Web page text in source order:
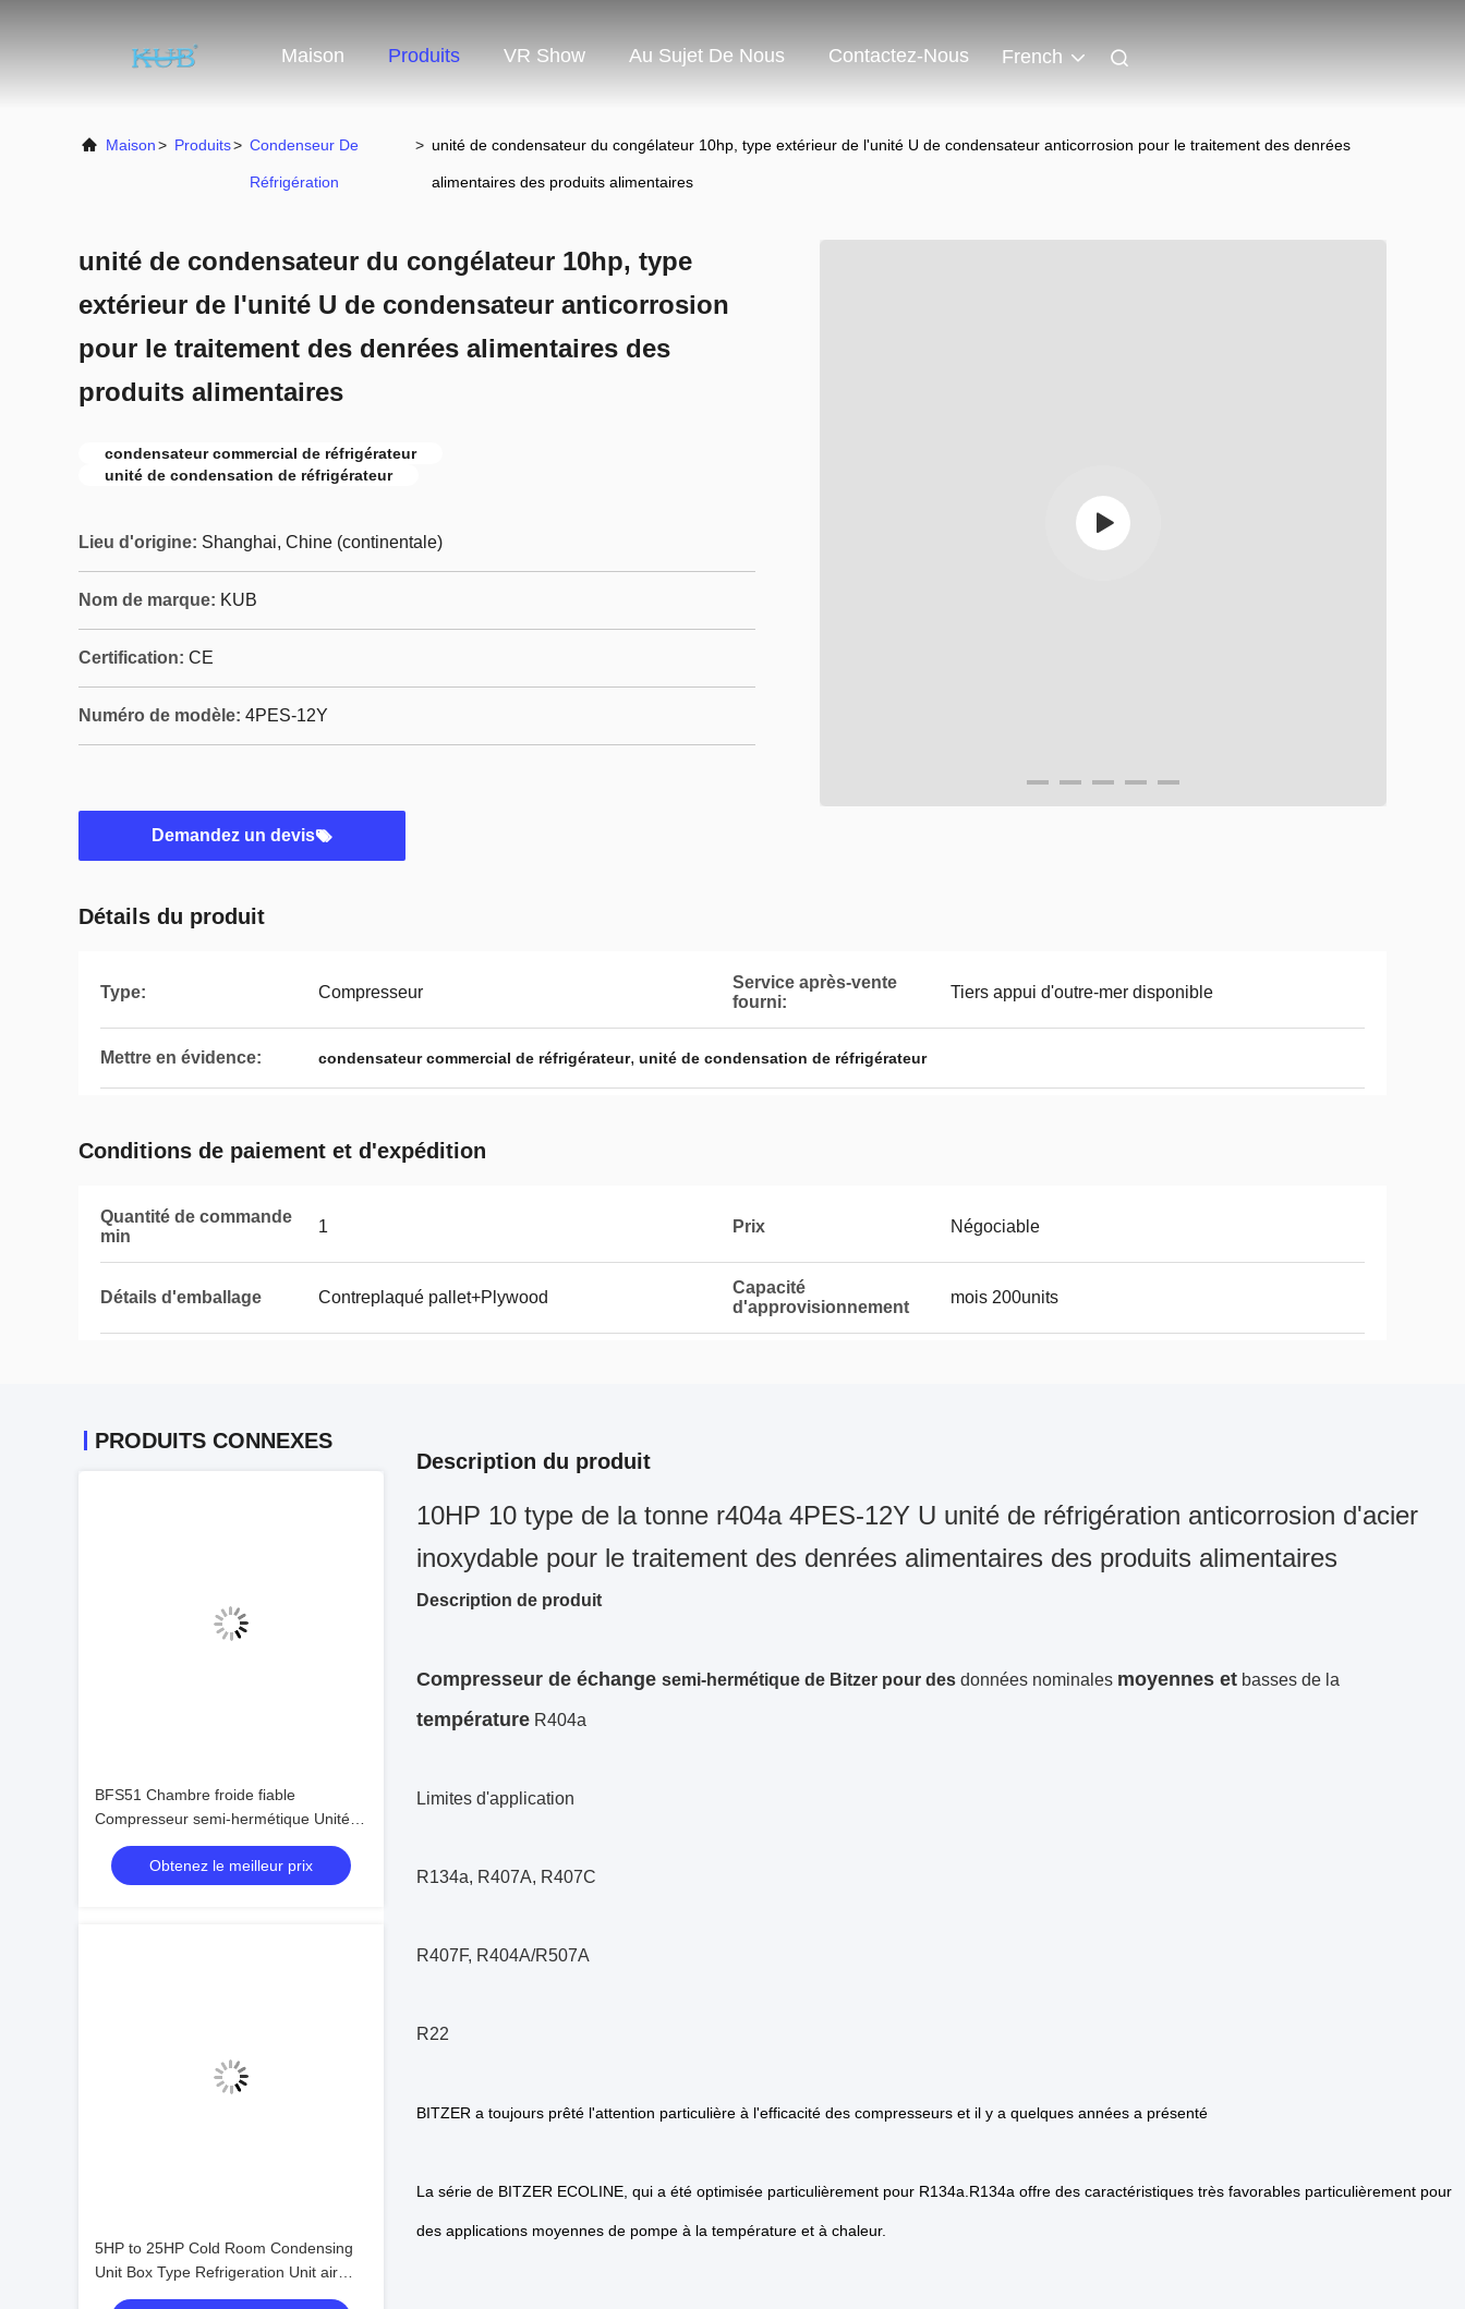
Maison Produits VR Show Au Sujet De Nous Contactez-Nous French
Maison> Produits> Condenseur De
Réfrigération
> unité de condensateur du congélateur 10hp, type extérieur de l'unité U de condensateur anticorrosion pour le traitement des denrées
alimentaires des produits alimentaires
unité de condensateur du congélateur 10hp, type
extérieur de l'unité U de condensateur anticorrosion
pour le traitement des denrées alimentaires des
produits alimentaires
condensateur commercial de réfrigérateur
unité de condensation de réfrigérateur
Lieu d'origine: Shanghai, Chine (continentale)
Nom de marque: KUB
Certification: CE
Numéro de modèle: 4PES-12Y
Demandez un devis
Détails du produit
Type: Compresseur
Service après-vente
fourni:
Tiers appui d'outre-mer disponible
Mettre en évidence: condensateur commercial de réfrigérateur, unité de condensation de réfrigérateur
Conditions de paiement et d'expédition
Quantité de commande
min
1 Prix Négociable
Détails d'emballage Contreplaqué pallet+Plywood
Capacité
d'approvisionnement
mois 200units
PRODUITS CONNEXES
BFS51 Chambre froide fiable
Compresseur semi-hermétique Unité
de condensation de stockage à froid
Unité de réfrigération facile à utiliser
Obtenez le meilleur prix
5HP to 25HP Cold Room Condensing
Unit Box Type Refrigeration Unit air
Cooled Condensing Low-noise
Description du produit
10HP 10 type de la tonne r404a 4PES-12Y U unité de réfrigération anticorrosion d'acier
inoxydable pour le traitement des denrées alimentaires des produits alimentaires
Description de produit
Compresseur de échange semi-hermétique de Bitzer pour des données nominales moyennes et basses de la
température R404a
Limites d'application
R134a, R407A, R407C
R407F, R404A/R507A
R22
BITZER a toujours prêté l'attention particulière à l'efficacité des compresseurs et il y a quelques années a présenté
La série de BITZER ECOLINE, qui a été optimisée particulièrement pour R134a.R134a offre des caractéristiques très favorables particulièrement pour
des applications moyennes de pompe à la température et à chaleur.